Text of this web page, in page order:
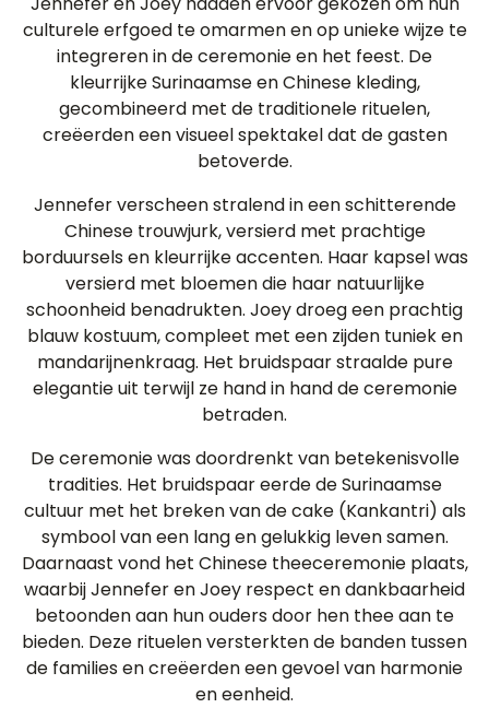
culturele erfgoed te omarmen en op unieke wijze te
integreren in de ceremonie en het feest. De
kleurrijke Surinaamse en Chinese kleding,
gecombineerd met de traditionele rituelen,
creëerden een visueel spektakel dat de gasten
betoverde.
Jennefer verscheen stralend in een schitterende
Chinese trouwjurk, versierd met prachtige
borduursels en kleurrijke accenten. Haar kapsel was
versierd met bloemen die haar natuurlijke
schoonheid benadrukten. Joey droeg een prachtig
blauw kostuum, compleet met een zijden tuniek en
mandarijnenkraag. Het bruidspaar straalde pure
elegantie uit terwijl ze hand in hand de ceremonie
betraden.
De ceremonie was doordrenkt van betekenisvolle
tradities. Het bruidspaar eerde de Surinaamse
cultuur met het breken van de cake (Kankantri) als
symbool van een lang en gelukkig leven samen.
Daarnaast vond het Chinese theeceremonie plaats,
waarbij Jennefer en Joey respect en dankbaarheid
betoonden aan hun ouders door hen thee aan te
bieden. Deze rituelen versterkten de banden tussen
de families en creëerden een gevoel van harmonie
en eenheid.